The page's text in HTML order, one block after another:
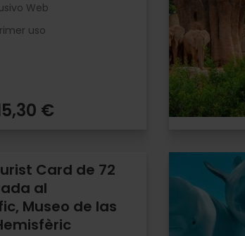
Web
uso
€
Card de 72
al
Museo de las